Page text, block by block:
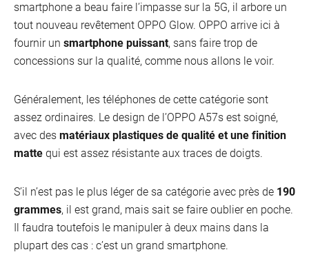
smartphone a beau faire l’impasse sur la 5G, il arbore un
tout nouveau revêtement OPPO Glow. OPPO arrive ici à
fournir un smartphone puissant, sans faire trop de
concessions sur la qualité, comme nous allons le voir.
Généralement, les téléphones de cette catégorie sont
assez ordinaires. Le design de l’OPPO A57s est soigné,
avec desmatériaux plastiques de qualité et une finition
mattequi est assez résistante aux traces de doigts.
S’il n’est pas le plus léger de sa catégorie avec près de 190
grammes, il est grand, mais sait se faire oublier en poche.
Il faudra toutefois le manipuler à deux mains dans la
plupart des cas : c’est un grand smartphone.